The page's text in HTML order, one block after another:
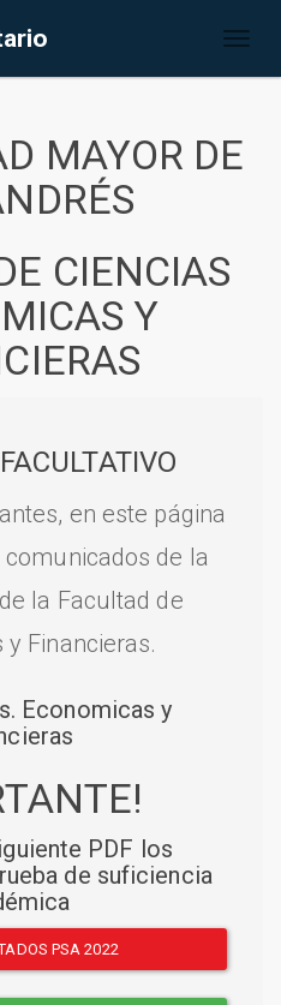
MAYOR DE
CIENCIAS
Y
en este página
de la
la Facultad de
y Financieras.
Economicas y
PDF los
de suficiencia
PSA 2022